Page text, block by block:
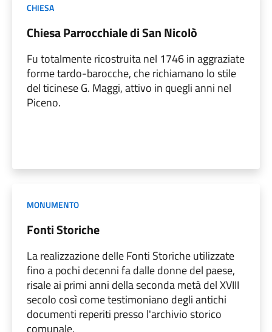
CHIESA
Chiesa Parrocchiale di San Nicolò
Fu totalmente ricostruita nel 1746 in aggraziate
forme tardo-barocche, che richiamano lo stile
del ticinese G. Maggi, attivo in quegli anni nel
Piceno.
MONUMENTO
Fonti Storiche
La realizzazione delle Fonti Storiche utilizzate
fino a pochi decenni fa dalle donne del paese,
risale ai primi anni della seconda metà del XVIII
secolo così come testimoniano degli antichi
documenti reperiti presso l'archivio storico
comunale.